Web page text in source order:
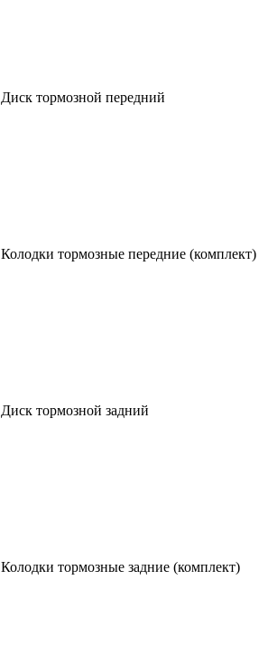
Диск тормозной передний
Колодки тормозные передние (комплект)
Диск тормозной задний
Колодки тормозные задние (комплект)